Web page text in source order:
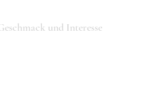
und Interesse